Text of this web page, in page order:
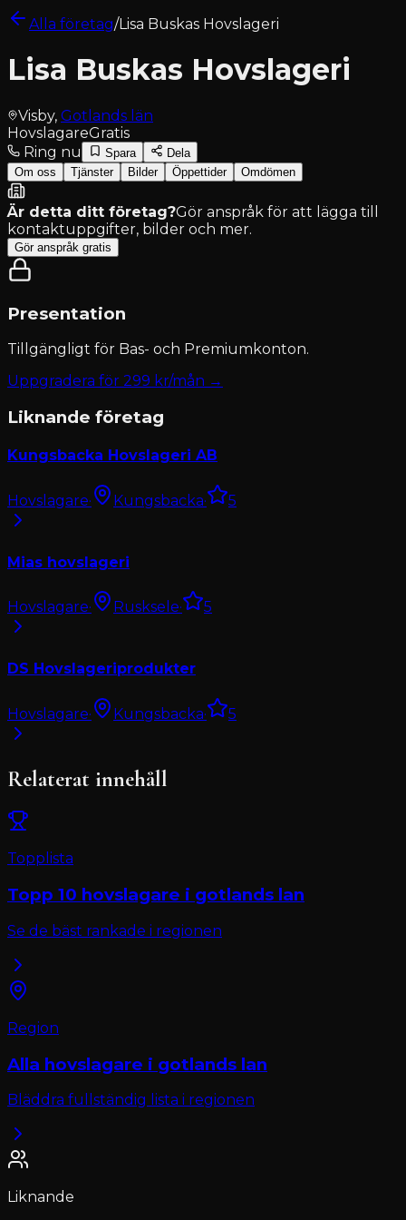
Alla företag/Lisa Buskas Hovslageri
Lisa Buskas Hovslageri
Visby, Gotlands län
HovslagareGratis
Ring nu
Spara
Dela
Om oss
Tjänster Bilder Öppettider Omdömen
Är detta ditt företag?Gör anspråk för att lägga till
kontaktuppgifter, bilder och mer.
Gör anspråk gratis
Presentation
Tillgängligt för Bas- och Premiumkonton.
Uppgradera för 299 kr/mån →
Liknande företag
Kungsbacka Hovslageri AB
Hovslagare· Kungsbacka· 5
Mias hovslageri
Hovslagare· Rusksele· 5
DS Hovslageriprodukter
Hovslagare· Kungsbacka· 5
Relaterat innehåll
Topplista
Topp 10 hovslagare i gotlands lan
Se de bäst rankade i regionen
Region
Alla hovslagare i gotlands lan
Bläddra fullständig lista i regionen
Liknande